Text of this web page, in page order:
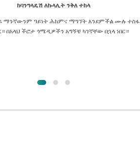
ከባንግላዴሽ ለኩላሊት ንቅለ ተከላ
ማንኛውንም ዓይነት ሕክምና ማግኘት እንደምችል ሙሉ ተስፋ
በአላህ ችሮታ ጎሜዲዎችን አግኝቼ ካገኛቸው በኋላ ነበር።